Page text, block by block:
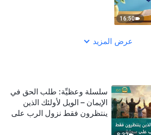
16:50
عرض المزيد
سلسلة وعظيِّة: طلب الحق في
الإيمان – الويل لأولئك الذين
ينتظرون فقط نزول الرب على